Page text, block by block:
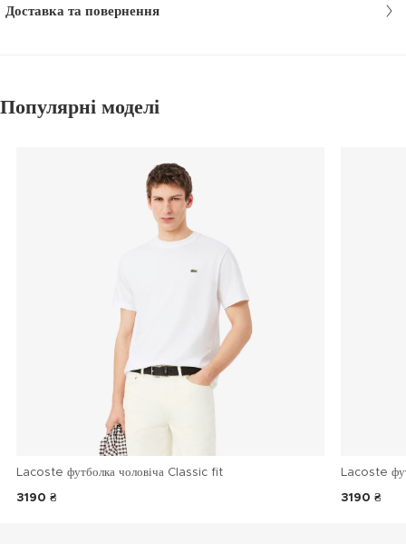
Доставка та повернення
Популярні моделі
Lacoste футболка чоловіча Classic fit
3190 ₴
Lacoste
3190 ₴